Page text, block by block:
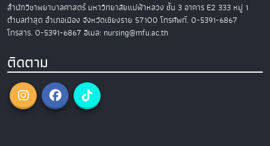
สำนักวิชาพยาบาลศาสตร์ มหาวิทยาลัยแม่ฟ้าหลวง ชั้น 3 อาคาร E2 333 หมู่ 1
ตำบลท่าสุด อำเภอเมือง จังหวัดเชียงราย 57100 โทรศัพท์. 0-5391-6867
โทรสาร. 0-5391-6867 อีเมล: nursing@mfu.ac.th
ติดตาม